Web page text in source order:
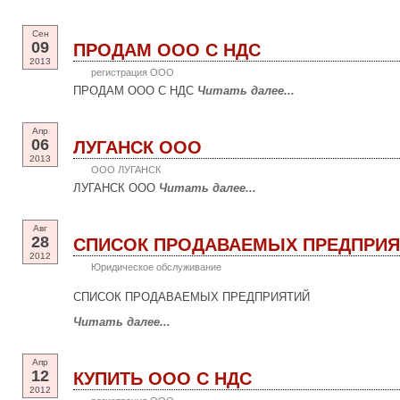
Сен
09
2013
ПРОДАМ ООО С НДС
регистрация ООО
ПРОДАМ ООО С НДС Читать далее...
Апр
06
2013
ЛУГАНСК ООО
ООО ЛУГАНСК
ЛУГАНСК ООО Читать далее...
Авг
28
2012
СПИСОК ПРОДАВАЕМЫХ
Юридическое обслуживание
СПИСОК ПРОДАВАЕМЫХ ПРЕДПРИЯТИЙ
Читать далее...
Апр
12
2012
КУПИТЬ ООО С НДС